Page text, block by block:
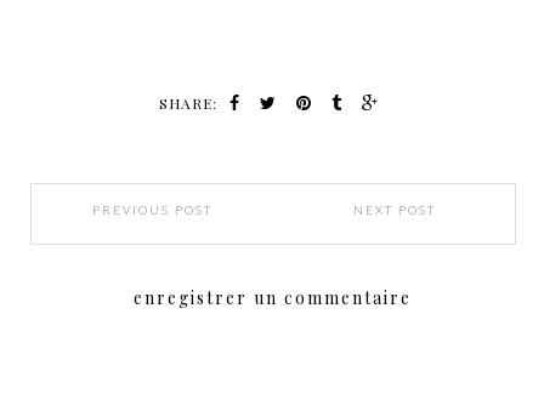
SHARE:
PREVIOUS POST NEXT POST
enregistrer un commentaire